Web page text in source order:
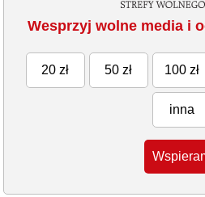
Wesprzyj wolne media i
20 zł 50 zł 100 zł
inna